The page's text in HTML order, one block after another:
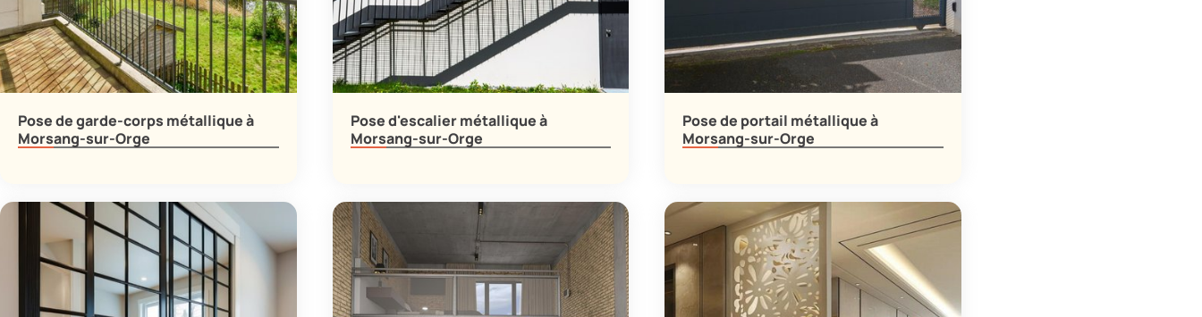
Pose de garde-corps métallique à
Morsang-sur-Orge
Pose d'escalier métallique à
Morsang-sur-Orge
Pose de portail métallique à
Morsang-sur-Orge